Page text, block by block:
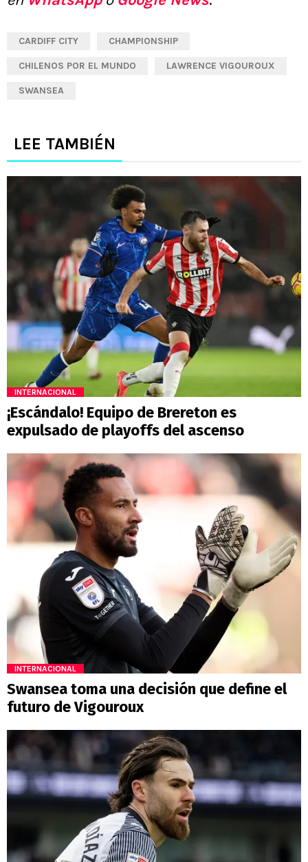
CARDIFF CITY CHAMPIONSHIP
CHILENOS POR EL MUNDO LAWRENCE VIGOUROUX
SWANSEA
LEE TAMBIÉN
INTERNACIONAL
¡Escándalo! Equipo de Brereton es
expulsado de playoffs del ascenso
INTERNACIONAL
Swansea toma una decisión que define el
futuro de Vigouroux